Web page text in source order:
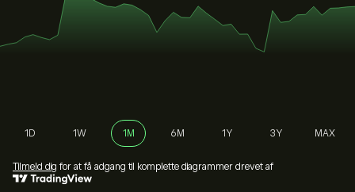
1D 1W 1M 6M 1Y 3Y MAX
Tilmeld dig for at få adgang til komplette diagrammer drevet af